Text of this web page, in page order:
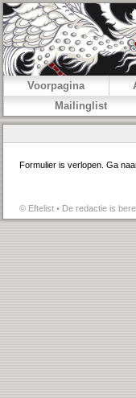
Voorpagina
Mailinglist
Formulier is verlopen. Ga
© Eftelist • De redactie is